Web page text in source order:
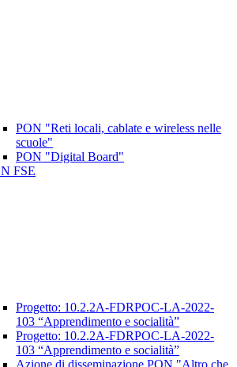
PON "Reti locali, cablate e wireless nelle
scuole"
PON "Digital Board"
FSE
​Progetto: 10.2.2A-FDRPOC-LA-2022-
103 “Apprendimento e socialità”
Progetto: 10.2.2A-FDRPOC-LA-2022-
103 “Apprendimento e socialità”